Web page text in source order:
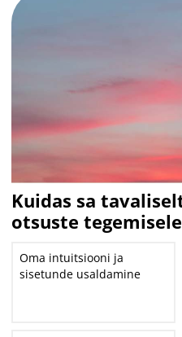
Kuidas sa
otsuste
Oma intuitsiooni ja
sisetunde usaldamine